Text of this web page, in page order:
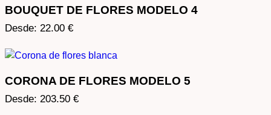
BOUQUET DE FLORES MODELO 4
Desde: 22.00 €
CORONA DE FLORES MODELO 5
Desde: 203.50 €